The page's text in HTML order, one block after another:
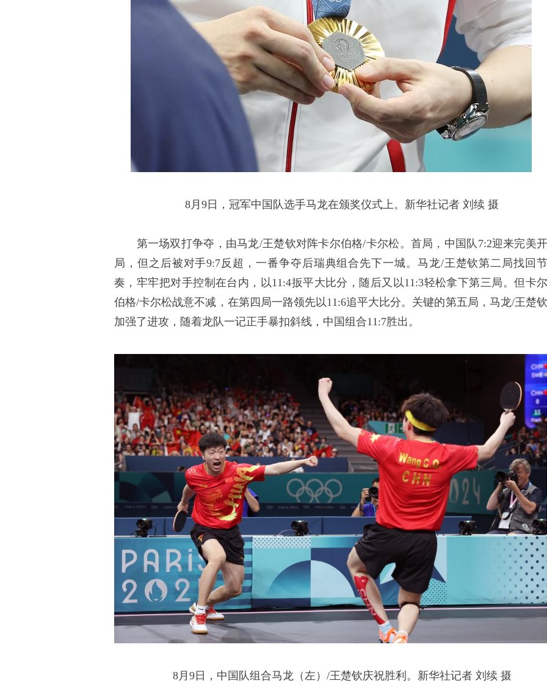
8月9日，冠军中国队选手马龙在颁奖仪式上。新华社记者 刘续 摄
第一场双打争夺，由马龙/王楚钦对阵卡尔伯格/卡尔松。首局，中国队7:2迎来完美开
局，但之后被对手9:7反超，一番争夺后瑞典组合先下一城。马龙/王楚钦第二局找回节
奏，牢牢把对手控制在台内，以11:4扳平大比分，随后又以11:3轻松拿下第三局。但卡尔
伯格/卡尔松战意不减，在第四局一路领先以11:6追平大比分。关键的第五局，马龙/王楚钦
加强了进攻，随着龙队一记正手暴扣斜线，中国组合11:7胜出。
8月9日，中国队组合马龙（左）/王楚钦庆祝胜利。新华社记者 刘续 摄